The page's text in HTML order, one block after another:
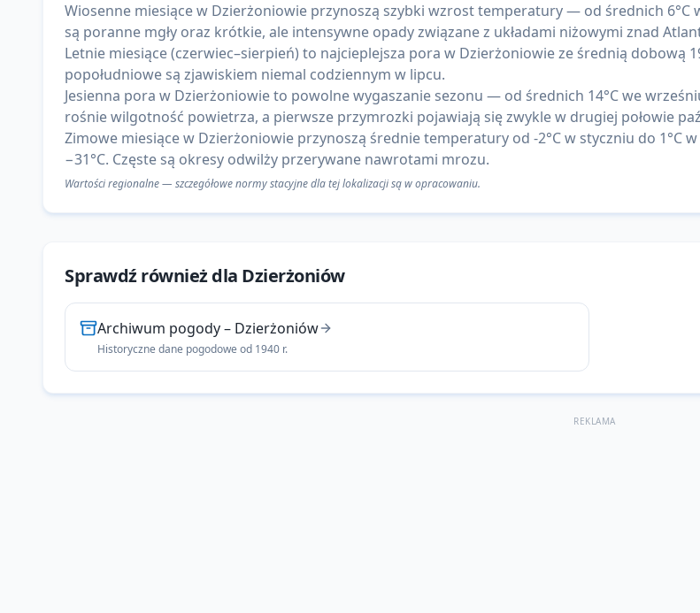
Wiosenne miesiące w Dzierżoniowie przynoszą szybki wzrost temperatury — od średnich 6°C
są poranne mgły oraz krótkie, ale intensywne opady związane z układami niżowymi znad
Letnie miesiące (czerwiec–sierpień) to najcieplejsza pora w Dzierżoniowie ze średnią dobową
popołudniowe są zjawiskiem niemal codziennym w lipcu.
Jesienna pora w Dzierżoniowie to powolne wygaszanie sezonu — od średnich 14°C we
rośnie wilgotność powietrza, a pierwsze przymrozki pojawiają się zwykle w drugiej połowie
Zimowe miesiące w Dzierżoniowie przynoszą średnie temperatury od -2°C w styczniu do 1°C
−31°C. Częste są okresy odwilży przerywane nawrotami mrozu.
Wartości regionalne — szczegółowe normy stacyjne dla tej lokalizacji są w opracowaniu.
Sprawdź również dla Dzierżoniów
Archiwum pogody– Dzierżoniów
Historyczne dane pogodowe od 1940 r.
REKLAMA